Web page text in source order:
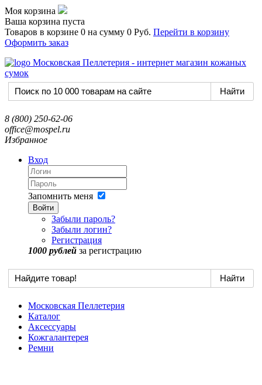
Моя корзина
Ваша корзина пуста
Товаров в корзине 0 на сумму 0 Руб. Перейти в корзину
Оформить заказ
8 (800) 250-62-06
office@mospel.ru
Избранное
Вход
Запомнить меня
Войти
Забыли пароль?
Забыли логин?
Регистрация
1000 рублей за регистрацию
Московская Пеллетерия
Каталог
Аксессуары
Кожгалантерея
Ремни